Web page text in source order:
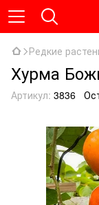
Редкие
Хурма
Артикул: 3836